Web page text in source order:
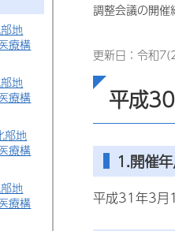
地
療構
地
療構
部地
療構
地
療構
調整会議の開催
更新日：令和
平成
1.開催
平成31年3月